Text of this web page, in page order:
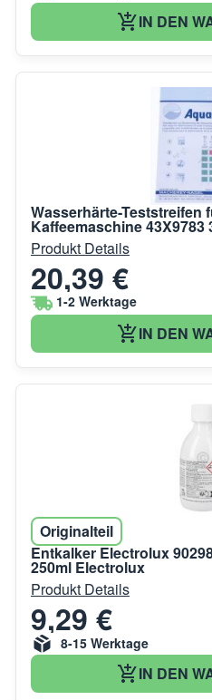
IN DEN
Wasserhärte-Teststreifen
Kaffeemaschine 43X9783
Produkt Details
20,39 €
1-2 Werktage
IN DEN
Originalteil
Entkalker Electrolux
250ml Electrolux
Produkt Details
9,29 €
8-15 Werktage
IN DEN